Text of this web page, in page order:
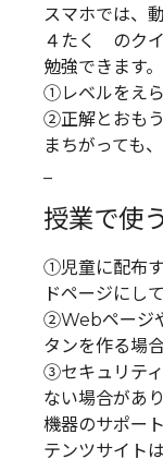
スマホでは、
４たく のク
勉強できます。
①レベルをえ
②正解とおもう
まちがっても
授業で使
①児童に配布
ドページにし
②Webページ
タンを作る場
③セキュリテ
ない場合があ
機器のサポー
テンツサイト